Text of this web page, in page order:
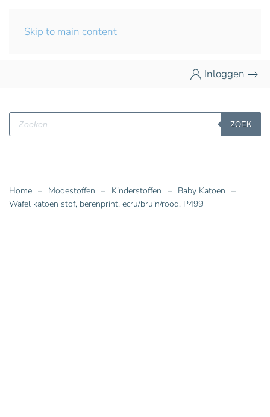
Skip to main content
Inloggen
Producten
zoeken
ZOEK
Home Modestoffen Kinderstoffen
Baby Katoen
Wafel katoen stof, berenprint, ecru/bruin/rood. P499